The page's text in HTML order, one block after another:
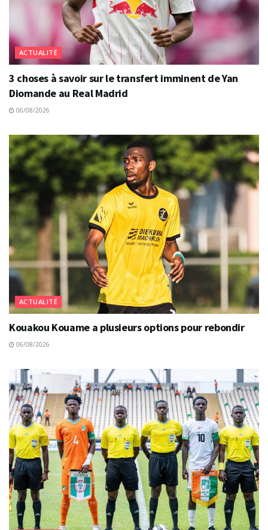
ACTUALITÉ
3 choses à savoir sur le transfert imminent de Yan
Diomande au Real Madrid
06/08/2026
ACTUALITÉ
Kouakou Kouame a plusieurs options pour rebondir
06/08/2026